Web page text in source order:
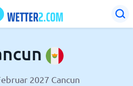
2027 Cancun